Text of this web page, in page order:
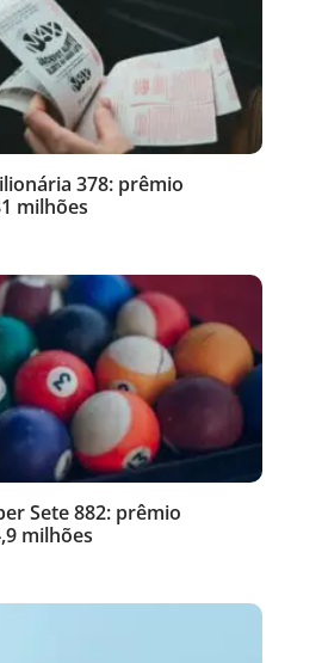
378: prêmio
milhões
Sete 882: prêmio
milhões